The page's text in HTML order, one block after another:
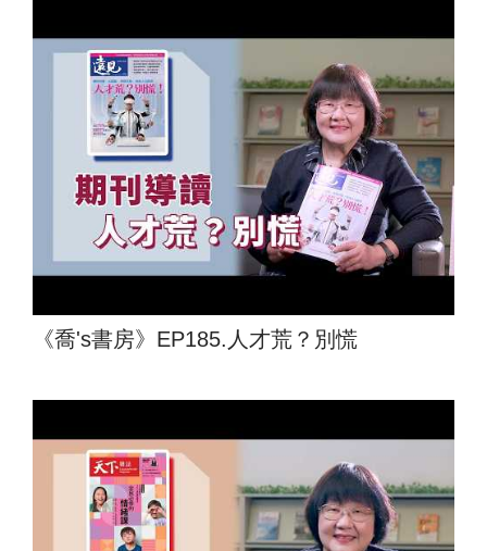
《喬's書房》EP185.人才荒？別慌